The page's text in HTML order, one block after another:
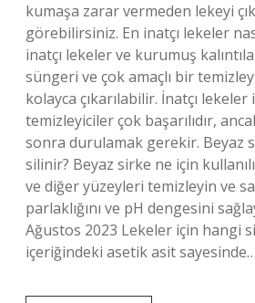
kumaşa zarar vermeden lekeyi
görebilirsiniz. En inatçı lekeler
inatçı lekeler ve kurumuş
süngeri ve çok amaçlı bir
kolayca çıkarılabilir. İnatçı lekeler
temizleyiciler çok başarılıdır,
sonra durulamak gerekir. Beyaz
silinir? Beyaz sirke ne için
ve diğer yüzeyleri temizleyin ve
parlaklığını ve pH dengesini
Ağustos 2023 Lekeler için hangi
içeriğindeki asetik asit sayesinde…